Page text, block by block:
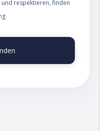
respektieren, finden